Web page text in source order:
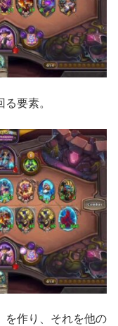
要素。
を作り、それを他の